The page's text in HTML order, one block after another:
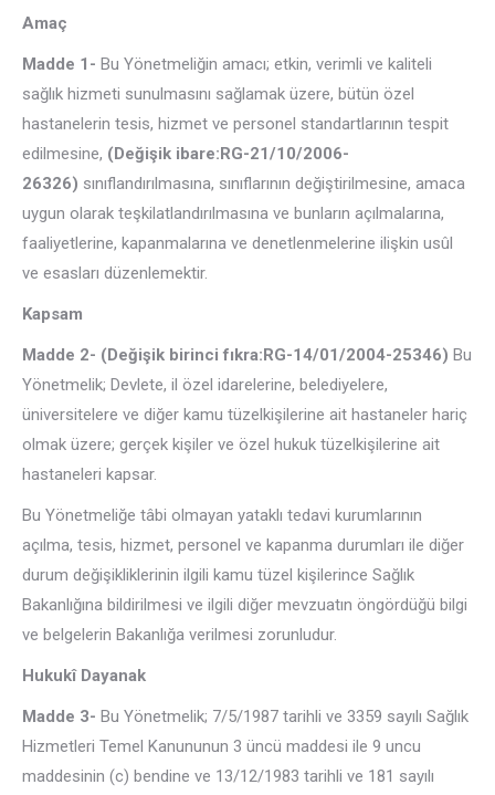
Amaç
Madde 1- Bu Yönetmeliğin amacı; etkin, verimli ve kaliteli
sağlık hizmeti sunulmasını sağlamak üzere, bütün özel
hastanelerin tesis, hizmet ve personel standartlarının tespit
edilmesine, (Değişik ibare:RG-21/10/2006-
26326) sınıflandırılmasına, sınıflarının değiştirilmesine, amaca
uygun olarak teşkilatlandırılmasına ve bunların açılmalarına,
faaliyetlerine, kapanmalarına ve denetlenmelerine ilişkin usûl
ve esasları düzenlemektir.
Kapsam
Madde 2- (Değişik birinci fıkra:RG-14/01/2004-25346) Bu
Yönetmelik; Devlete, il özel idarelerine, belediyelere,
üniversitelere ve diğer kamu tüzelkişilerine ait hastaneler hariç
olmak üzere; gerçek kişiler ve özel hukuk tüzelkişilerine ait
hastaneleri kapsar.
Bu Yönetmeliğe tâbi olmayan yataklı tedavi kurumlarının
açılma, tesis, hizmet, personel ve kapanma durumları ile diğer
durum değişikliklerinin ilgili kamu tüzel kişilerince Sağlık
Bakanlığına bildirilmesi ve ilgili diğer mevzuatın öngördüğü bilgi
ve belgelerin Bakanlığa verilmesi zorunludur.
Hukukî Dayanak
Madde 3- Bu Yönetmelik; 7/5/1987 tarihli ve 3359 sayılı Sağlık
Hizmetleri Temel Kanununun 3 üncü maddesi ile 9 uncu
maddesinin (c) bendine ve 13/12/1983 tarihli ve 181 sayılı